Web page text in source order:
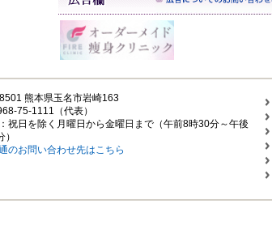
熊本県玉名市岩崎163
75-1111（代表）
祝日を除く月曜日から金曜日まで（午前8時30分～午後
のお問い合わせ先はこちら